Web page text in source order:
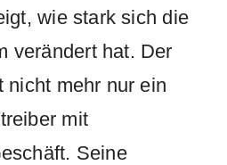
wie stark sich die
verändert hat. Der
nicht mehr nur ein
mit
Seine